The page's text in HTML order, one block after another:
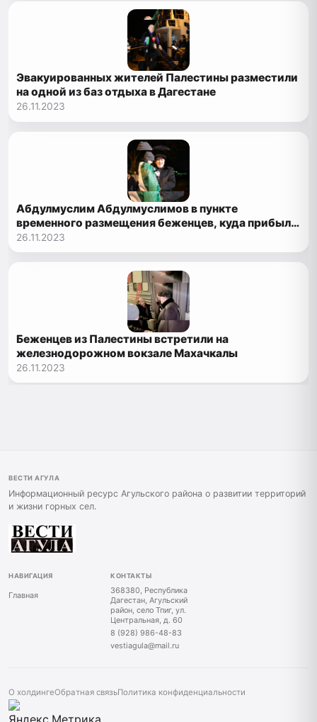
Эвакуированных жителей Палестины разместили
на одной из баз отдыха в Дагестане
26.11.2023
Абдулмуслим Абдулмуслимов в пункте
временного размещения беженцев, куда прибыли
граждане Палестины
26.11.2023
Беженцев из Палестины встретили на
железнодорожном вокзале Махачкалы
26.11.2023
ВЕСТИ АГУЛА
Информационный ресурс Агульского района о развитии территорий
и жизни горных сел.
НАВИГАЦИЯ
Главная
КОНТАКТЫ
368380, Республика
Дагестан, Агульский
район, село Тпиг, ул.
Центральная, д. 60
8 (928) 986-48-83
vestiagula@mail.ru
О холдингеОбратная связьПолитика конфиденциальности